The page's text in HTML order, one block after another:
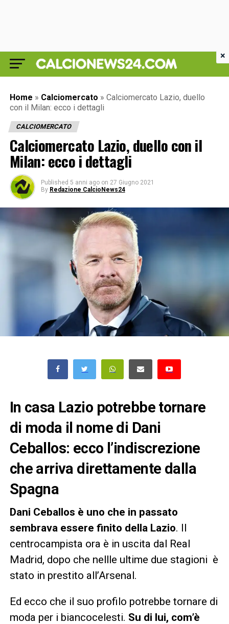
Home » Calciomercato » Calciomercato Lazio, duello
con il Milan: ecco i dettagli
CALCIOMERCATO
Calciomercato Lazio, duello con il
Milan: ecco i dettagli
Published 5 anni ago on 27 Giugno 2021
By Redazione CalcioNews24
In casa Lazio potrebbe tornare
di moda il nome di Dani
Ceballos: ecco l’indiscrezione
che arriva direttamente dalla
Spagna
Dani Ceballos è uno che in passato
sembrava essere finito della Lazio. Il
centrocampista ora è in uscita dal Real
Madrid, dopo che nellle ultime due stagioni è
stato in prestito all’Arsenal.
Ed ecco che il suo profilo potrebbe tornare di
moda per i biancocelesti. Su di lui, com’è
×